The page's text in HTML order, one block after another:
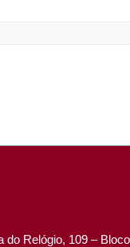
do Relógio, 109 –